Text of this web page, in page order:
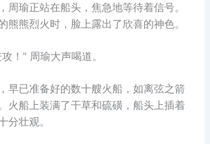
周瑜正站在船头，焦急地等待着信号。
熊熊烈火时，脸上露出了欣喜的神色。
！” 周瑜大声喝道。
早已准备好的数十艘火船，如离弦之箭
火船上装满了干草和硫磺，船头上插着
分壮观。